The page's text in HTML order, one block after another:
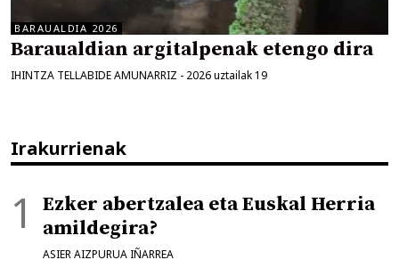
BARAUALDIA 2026
Baraualdian argitalpenak etengo dira
IHINTZA TELLABIDE AMUNARRIZ - 2026 uztailak 19
Irakurrienak
Ezker abertzalea eta Euskal Herria
amildegira?
ASIER AIZPURUA IÑARREA